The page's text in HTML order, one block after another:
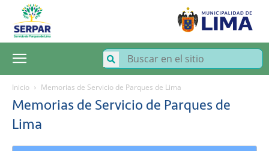
SERPAR
Servicio
de
Parques
Inicio Memorias de Servicio de Parques de Lima
Memorias de Servicio de Parques de
Lima